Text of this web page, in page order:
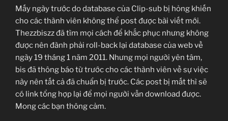
Mấy ngày trước do database của Clip-sub bị hỏng khiến
cho các thành viên không thể post được bài viết mới.
Thezzbiszz đã tìm mọi cách để khắc phục nhưng không
được nên đành phải roll-back lại database của web về
ngày 19 tháng 1 năm 2011. Nhưng mọi người yên tâm,
bis đã thông báo từ trước cho các thành viên về sự việc
này nên tất cả đã chuẩn bị trước. Các post bị mất thì sẽ
có link tổng hợp lại để mọi người vẫn download được.
Mong các bạn thông cảm.